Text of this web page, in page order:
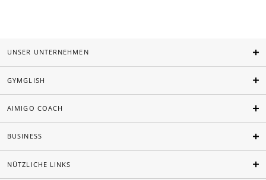
UNSER UNTERNEHMEN
GYMGLISH
AIMIGO COACH
BUSINESS
NÜTZLICHE LINKS